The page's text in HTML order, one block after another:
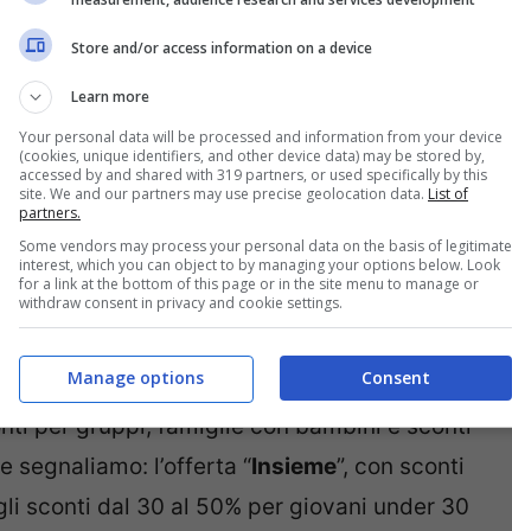
e la val di Fassa, oltre alle mete
la Reggia di Caserta.
regionaligestite sempre da Trenitalia
raggiungendo 32 siti Unesco, 25 tra i
e oltre 90 tra spiagge, centri di
complesso più di 500 luoghi di grande
corse e fermate aggiuntive, ci sono le
per gruppi, famiglie con bambini e sconti
segnaliamo: l’offerta “Insieme”, con sconti
sconti dal 30 al 50% per giovani under 30
Store and/or access information on a device
Learn more
Your personal data will be processed and information from your device
(cookies, unique identifiers, and other device data) may be stored by,
accessed by and shared with 319 partners, or used specifically by this
site. We and our partners may use precise geolocation data. List of
partners.
Some vendors may process your personal data on the basis of legitimate
interest, which you can object to by managing your options below. Look
for a link at the bottom of this page or in the site menu to manage or
withdraw consent in privacy and cookie settings.
Consent
Manage options